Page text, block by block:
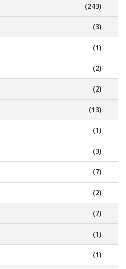
(243)
(3)
(1)
(2)
(2)
(13)
(1)
(3)
(7)
(2)
(7)
(1)
(1)